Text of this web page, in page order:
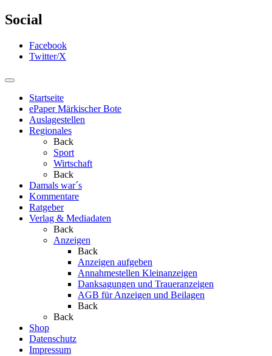
Social
Facebook
Twitter/X
Startseite
ePaper Märkischer Bote
Auslagestellen
Regionales
Back
Sport
Wirtschaft
Back
Damals war´s
Kommentare
Ratgeber
Verlag & Mediadaten
Back
Anzeigen
Back
Anzeigen aufgeben
Annahmestellen Kleinanzeigen
Danksagungen und Traueranzeigen
AGB für Anzeigen und Beilagen
Back
Back
Shop
Datenschutz
Impressum